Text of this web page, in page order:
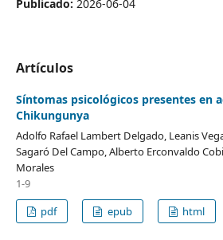
Publicado: 2026-06-04
Artículos
Síntomas psicológicos presentes en
Chikungunya
Adolfo Rafael Lambert Delgado, Leanis
Sagaró Del Campo, Alberto Erconvaldo
Morales
1-9
pdf
epub html